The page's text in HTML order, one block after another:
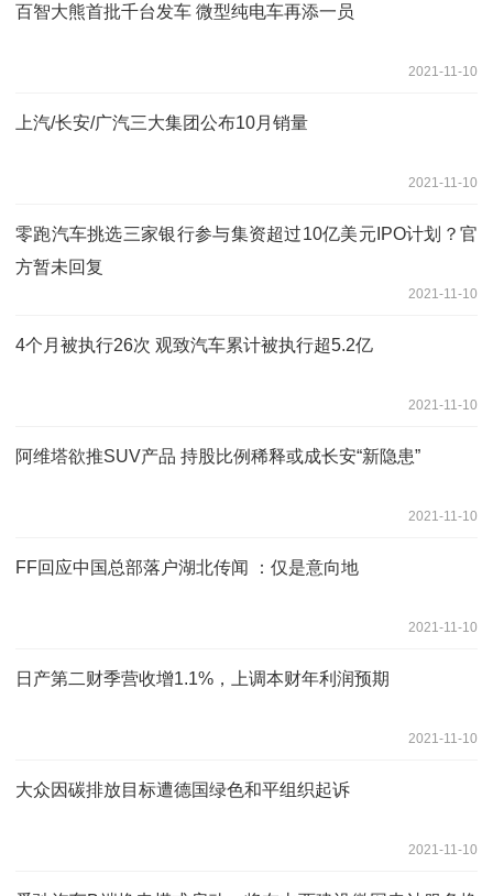
百智大熊首批千台发车 微型纯电车再添一员
2021-11-10
上汽/长安/广汽三大集团公布10月销量
2021-11-10
零跑汽车挑选三家银行参与集资超过10亿美元IPO计划？官
方暂未回复
2021-11-10
4个月被执行26次 观致汽车累计被执行超5.2亿
2021-11-10
阿维塔欲推SUV产品 持股比例稀释或成长安“新隐患”
2021-11-10
FF回应中国总部落户湖北传闻 ：仅是意向地
2021-11-10
日产第二财季营收增1.1%，上调本财年利润预期
2021-11-10
大众因碳排放目标遭德国绿色和平组织起诉
2021-11-10